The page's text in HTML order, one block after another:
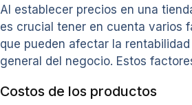
Al establecer precios en una
es crucial tener en cuenta varios
que pueden afectar la
general del negocio. Estos
Costos de los productos